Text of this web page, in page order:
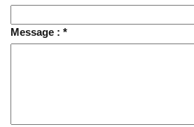
Message : *